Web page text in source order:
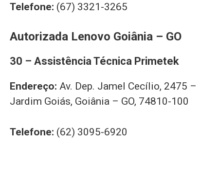
Telefone: (67) 3321-3265
Autorizada Lenovo Goiânia – GO
30 – Assistência Técnica Primetek
Endereço: Av. Dep. Jamel Cecílio, 2475 –
Jardim Goiás, Goiânia – GO, 74810-100
Telefone: (62) 3095-6920